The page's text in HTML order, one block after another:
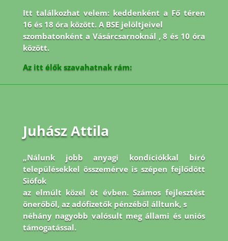
Itt találkozhat velem: keddenként a Fő téren
16 és 18 óra között. A BSE jelöltjeivel
szombatonként a Vásárcsarnoknál , 8 és 10 óra
között.
Az itt élők szavahatnak rám:
Juhász Attila
„Nálunk jobb anyagi kondíciókkal bíró
településekkel összemérve is szépen fejlődött
Siófok
az elmúlt közel öt évben. Számos fejlesztést
önerőből, az adófizetők pénzéből álltunk, s
néhány nagyobb valósult meg állami és uniós
támogatással.